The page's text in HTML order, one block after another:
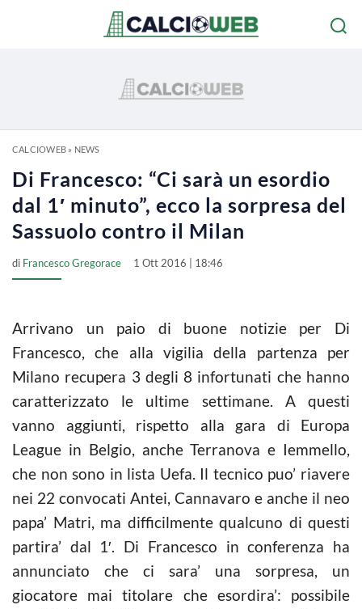
CALCIOWEB» NEWS
Di Francesco: “Ci sarà un esordio
dal 1′ minuto”, ecco la sorpresa del
Sassuolo contro il Milan
di Francesco Gregorace 1 Ott 2016 | 18:46
Arrivano un paio di buone notizie per Di
Francesco, che alla vigilia della partenza per
Milano recupera 3 degli 8 infortunati che hanno
caratterizzato le ultime settimane. A questi
vanno aggiunti, rispetto alla gara di Europa
League in Belgio, anche Terranova e Iemmello,
che non sono in lista Uefa. Il tecnico puo’ riavere
nei 22 convocati Antei, Cannavaro e anche il neo
papa’ Matri, ma difficilmente qualcuno di questi
partira’ dal 1′. Di Francesco in conferenza ha
annunciato che ci sara’ una sorpresa, un
giocatore mai titolare che esordira’: possibile